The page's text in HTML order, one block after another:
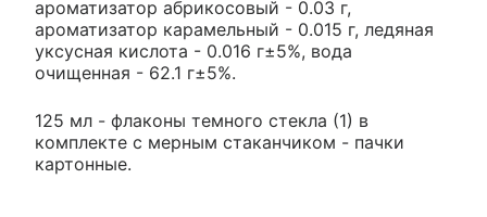
ароматизатор абрикосовый - 0.03 г,
ароматизатор карамельный - 0.015 г, ледяная
уксусная кислота - 0.016 г±5%, вода
очищенная - 62.1 г±5%.
125 мл - флаконы темного стекла (1) в
комплекте с мерным стаканчиком - пачки
картонные.